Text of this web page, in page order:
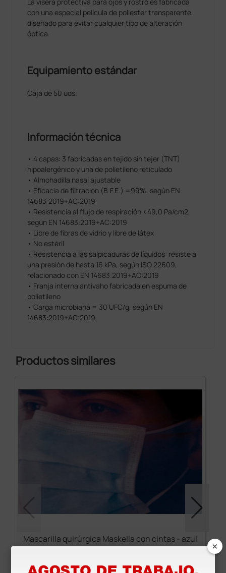
con una especial película de poliéster transparente,
diseñado para evitar cualquier tipo de alteración
óptica.
Equipamiento estándar
Caja de 50 uds.
Información técnica
• 4 capas: 3 fabricadas en tejido sin tejer (TNT)
hipoalergénico y una de polietileno reticulado
• Almohadilla nasal ajustable
• Eficacia de filtración (B.F.E.) =99%, según EN
14683:2019+AC:2019
• Resistencia al flujo de respiración <49,0 Pa/cm2,
según EN 14683:2019+AC:2019
• Libre de fibras de vidrio y libre de látex
• No estéril
• Resistencia a las salpicaduras de líquidos: resiste a
una presión de hasta 16 kPa, según ISO 22609,
relacionado con EN 14683:2019+AC:2019
• Franja interna antivaho fabricada en espuma de
polietileno
• Carga microbiana = 30 UFC/g, según EN
14683:2019+AC:2019
Productos similares
Mascarilla quirúrgica Maskella con cintas - azul ×